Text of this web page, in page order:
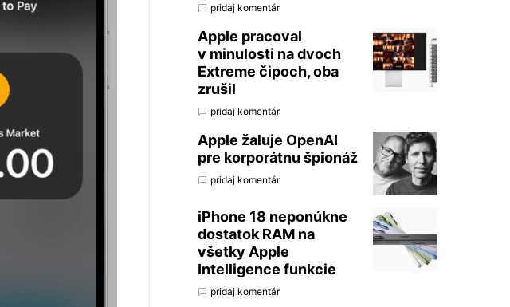
pridaj komentár
Apple pracoval
v minulosti na dvoch
Extreme čipoch, oba
zrušil
pridaj komentár
Apple žaluje OpenAI
pre korporátnu špionáž
pridaj komentár
iPhone 18 neponúkne
dostatok RAM na
všetky Apple
Intelligence funkcie
pridaj komentár